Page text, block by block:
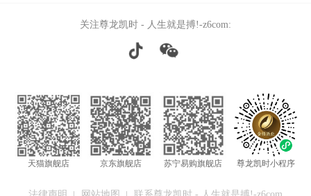
关注尊龙凯时 - 人生就是搏!-z6com:
天猫旗舰店 京东旗舰店 苏宁易购旗舰店 尊龙凯时小程序